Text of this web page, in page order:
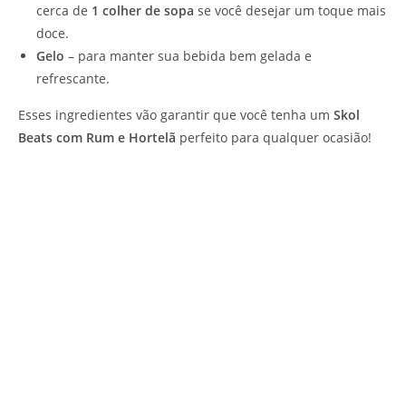
cerca de 1 colher de sopa se você desejar um toque mais
doce.
Gelo – para manter sua bebida bem gelada e
refrescante.
Esses ingredientes vão garantir que você tenha um Skol
Beats com Rum e Hortelã perfeito para qualquer ocasião!